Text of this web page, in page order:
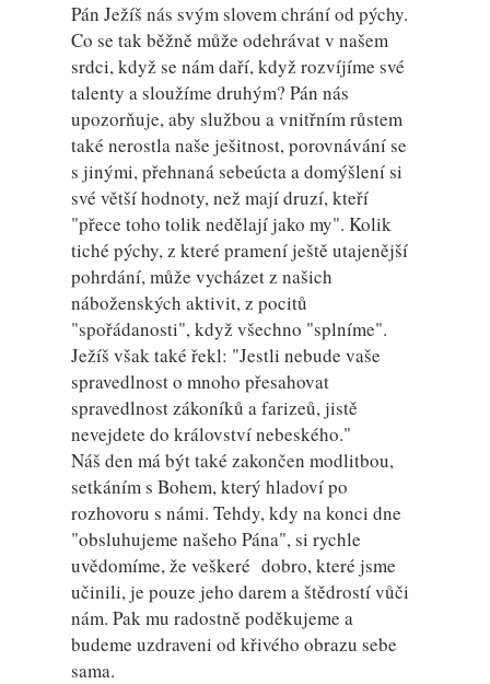
Pán Ježíš nás svým slovem chrání od pýchy.
Co se tak běžně může odehrávat v našem
srdci, když se nám daří, když rozvíjíme své
talenty a sloužíme druhým? Pán nás
upozorňuje, aby službou a vnitřním růstem
také nerostla naše ješitnost, porovnávání se
s jinými, přehnaná sebeúcta a domýšlení si
své větší hodnoty, než mají druzí, kteří
"přece toho tolik nedělají jako my". Kolik
tiché pýchy, z které pramení ještě utajenější
pohrdání, může vycházet z našich
náboženských aktivit, z pocitů
"spořádanosti", když všechno "splníme".
Ježíš však také řekl: "Jestli nebude vaše
spravedlnost o mnoho přesahovat
spravedlnost zákoníků a farizeů, jistě
nevejdete do království nebeského."
Náš den má být také zakončen modlitbou,
setkáním s Bohem, který hladoví po
rozhovoru s námi. Tehdy, kdy na konci dne
"obsluhujeme našeho Pána", si rychle
uvědomíme, že veškeré dobro, které jsme
učinili, je pouze jeho darem a štědrostí vůči
nám. Pak mu radostně poděkujeme a
budeme uzdraveni od křivého obrazu sebe
sama.